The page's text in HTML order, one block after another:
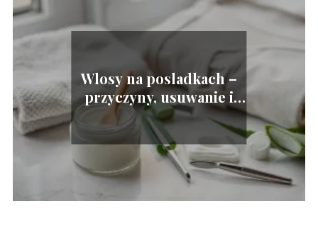
Wlosy na posladkach –
przyczyny, usuwanie i
pielęgnacja